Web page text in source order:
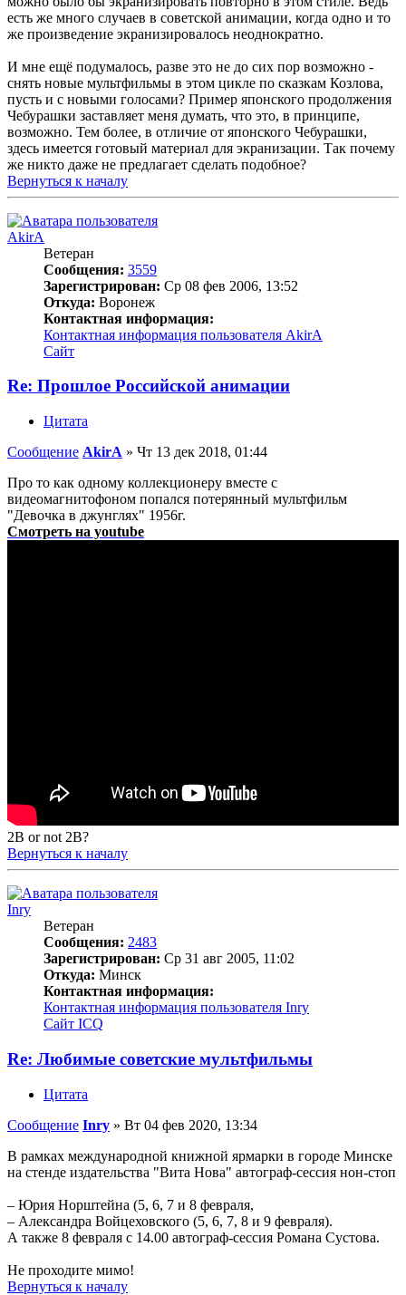
есть же много случаев в советской анимации, когда одно и то
же произведение экранизировалось неоднократно.
И мне ещё подумалось, разве это не до сих пор возможно -
снять новые мультфильмы в этом цикле по сказкам Козлова,
пусть и с новыми голосами? Пример японского продолжения
Чебурашки заставляет меня думать, что это, в принципе,
возможно. Тем более, в отличие от японского Чебурашки,
здесь имеется готовый материал для экранизации. Так почему
же никто даже не предлагает сделать подобное?
Вернуться к началу
AkirA
Ветеран
Сообщения: 3559
Зарегистрирован: Ср 08 фев 2006, 13:52
Откуда: Воронеж
Контактная информация:
Контактная информация пользователя AkirA
Сайт
Re: Прошлое Российской анимации
Цитата
Сообщение AkirA » Чт 13 дек 2018, 01:44
Про то как одному коллекционеру вместе с
видеомагнитофоном попался потерянный мультфильм
"Девочка в джунглях" 1956г.
Смотреть на youtube
2B or not 2B?
Вернуться к началу
Inry
Ветеран
Сообщения: 2483
Зарегистрирован: Ср 31 авг 2005, 11:02
Откуда: Минск
Контактная информация:
Контактная информация пользователя Inry
Сайт ICQ
Re: Любимые советские мультфильмы
Цитата
Сообщение Inry » Вт 04 фев 2020, 13:34
В рамках международной книжной ярмарки в городе Минске
на стенде издательства "Вита Нова" автограф-сессия нон-стоп
– Юрия Норштейна (5, 6, 7 и 8 февраля,
– Александра Войцеховского (5, 6, 7, 8 и 9 февраля).
А также 8 февраля с 14.00 автограф-сессия Романа Сустова.
Не проходите мимо!
Вернуться к началу